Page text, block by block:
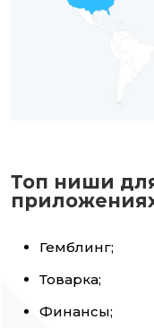
Топ ниши
Гемблинг;
Товарка;
Финансы;